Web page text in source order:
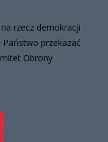
rzecz demokracji
przekazać
Obrony